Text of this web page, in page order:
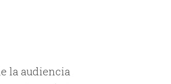
la audiencia